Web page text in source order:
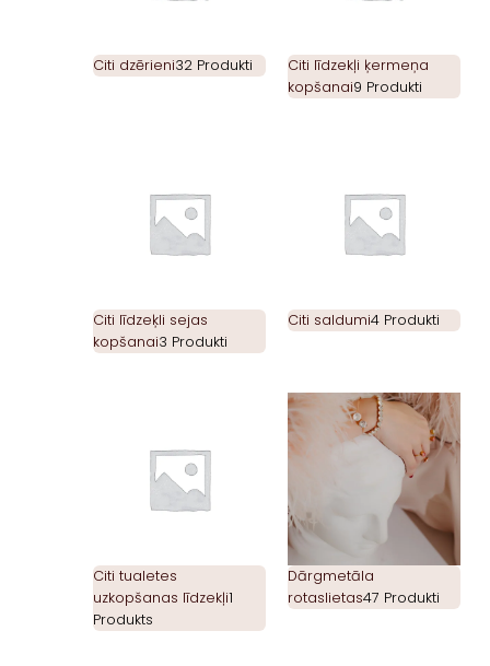
Citi dzērieni32 Produkti
Citi līdzekļi ķermeņa
kopšanai9 Produkti
Citi līdzeķli sejas
kopšanai3 Produkti
Citi saldumi4 Produkti
Citi tualetes
uzkopšanas līdzekļi1
Produkts
Dārgmetāla
rotaslietas47 Produkti